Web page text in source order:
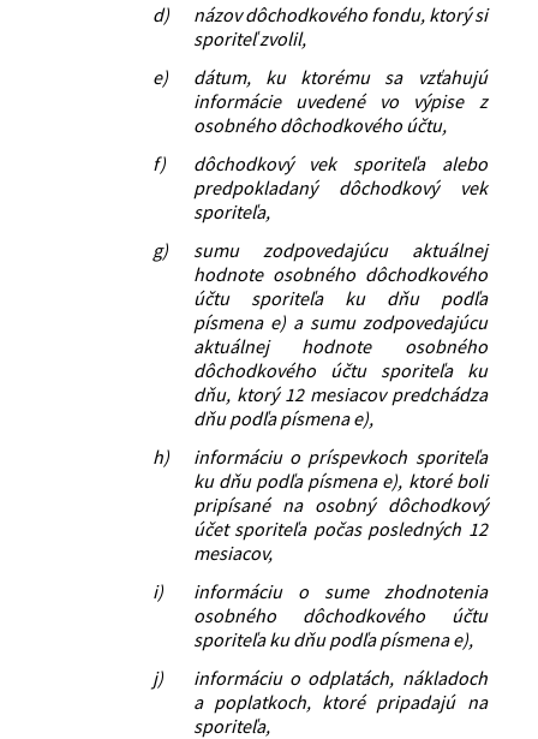
d)
názov dôchodkového fondu, ktorý si
sporiteľ zvolil,
e)
dátum, ku ktorému sa vzťahujú
informácie uvedené vo výpise z
osobného dôchodkového účtu,
f)
dôchodkový vek sporiteľa alebo
predpokladaný dôchodkový vek
sporiteľa,
g)
sumu zodpovedajúcu aktuálnej
hodnote osobného dôchodkového
účtu sporiteľa ku dňu podľa
písmena e) a sumu zodpovedajúcu
aktuálnej hodnote osobného
dôchodkového účtu sporiteľa ku
dňu, ktorý 12 mesiacov predchádza
dňu podľa písmena e),
h)
informáciu o príspevkoch sporiteľa
ku dňu podľa písmena e), ktoré boli
pripísané na osobný dôchodkový
účet sporiteľa počas posledných 12
mesiacov,
i)
informáciu o sume zhodnotenia
osobného dôchodkového účtu
sporiteľa ku dňu podľa písmena e),
j)
informáciu o odplatách, nákladoch
a poplatkoch, ktoré pripadajú na
sporiteľa,